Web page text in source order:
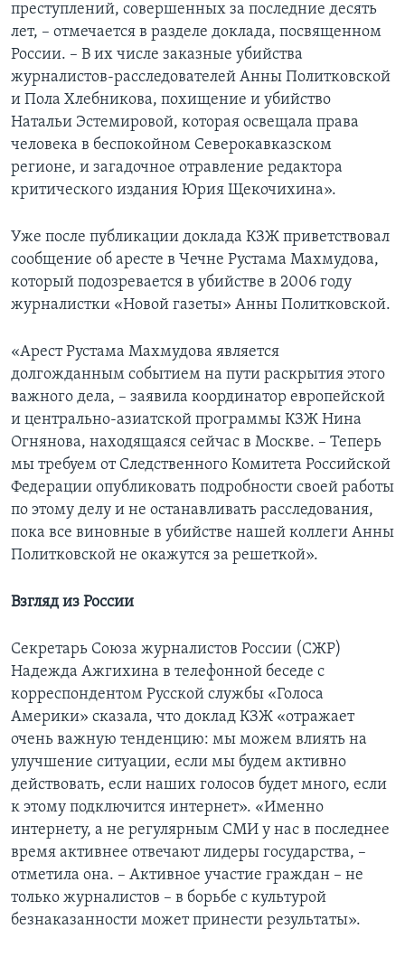
преступлений, совершенных за последние десять
лет, – отмечается в разделе доклада, посвященном
России. – В их числе заказные убийства
журналистов-расследователей Анны Политковской
и Пола Хлебникова, похищение и убийство
Натальи Эстемировой, которая освещала права
человека в беспокойном Северокавказском
регионе, и загадочное отравление редактора
критического издания Юрия Щекочихина».
Уже после публикации доклада КЗЖ приветствовал
сообщение об аресте в Чечне Рустама Махмудова,
который подозревается в убийстве в 2006 году
журналистки «Новой газеты» Анны Политковской.
«Аpест Рустама Махмудова является
долгожданным событием на пути раскрытия этого
важного дела, – заявила координатор европейской
и центрально-азиатской программы КЗЖ Нина
Огнянова, находящаяся сейчас в Москве. – Теперь
мы требуем от Следственного Комитета Российской
Федерации опубликовать подробности своей работы
по этому делу и не останавливать расследования,
пока все виновные в убийстве нашей коллеги Анны
Политковской не окажутся за решеткой».
Взгляд из России
Секретарь Союза журналистов России (СЖР)
Надежда Ажгихина в телефонной беседе с
корреспондентом Русской службы «Голоса
Америки» сказала, что доклад КЗЖ «отражает
очень важную тенденцию: мы можем влиять на
улучшение ситуации, если мы будем активно
действовать, если наших голосов будет много, если
к этому подключится интернет». «Именно
интернету, а не регулярным СМИ у нас в последнее
время активнее отвечают лидеры государства, –
отметила она. – Активное участие граждан – не
только журналистов – в борьбе с культурой
безнаказанности может принести результаты».